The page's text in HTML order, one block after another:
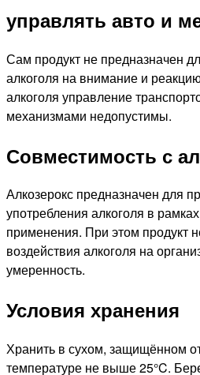
управлять авто и
Сам продукт не предназначен
алкоголя на внимание и
алкоголя управление
механизмами недопустимы.
Совместимость с
Алкозерокс предназначен для
употребления алкоголя в
применения. При этом продукт
воздействия алкоголя на
умеренность.
Условия хранения
Хранить в сухом, защищённом
температуре не выше 25°C.